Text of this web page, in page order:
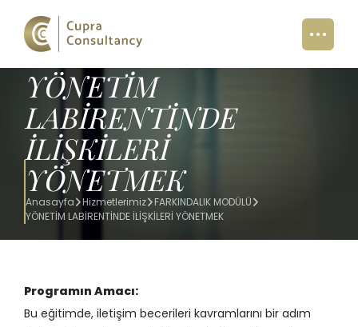
YÖNETİM
LABİRENTİNDE
İLİŞKİLERİ
YÖNETMEK
Anasayfa Hizmetlerimiz
FARKINDALIK MODÜLÜ
YÖNETİM LABİRENTİNDE İLİŞKİLERİ YÖNETMEK
Programın Amacı:
Bu eğitimde, iletişim becerileri kavramlarını bir adım